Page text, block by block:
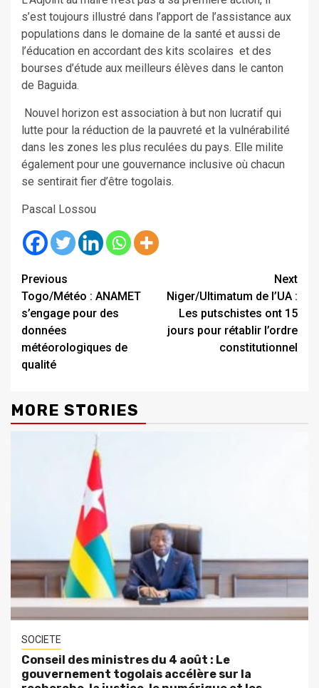
s’est toujours illustré dans l’apport de l’assistance aux
populations dans le domaine de la santé et aussi de
l’éducation en accordant des kits scolaires et des
bourses d’étude aux meilleurs élèves dans le canton
de Baguida.
Nouvel horizon est association à but non lucratif qui
lutte pour la réduction de la pauvreté et la vulnérabilité
dans les zones les plus reculées du pays. Elle milite
également pour une gouvernance inclusive où chacun
se sentirait fier d’être togolais.
Pascal Lossou
Continue
Reading
Previous
Togo/Météo : ANAMET
s’engage pour des
données
météorologiques de
qualité
Next
Niger/Ultimatum de l’UA :
Les putschistes ont 15
jours pour rétablir l’ordre
constitutionnel
MORE STORIES
SOCIETE
Conseil des ministres du 4 août : Le
gouvernement togolais accélère sur la